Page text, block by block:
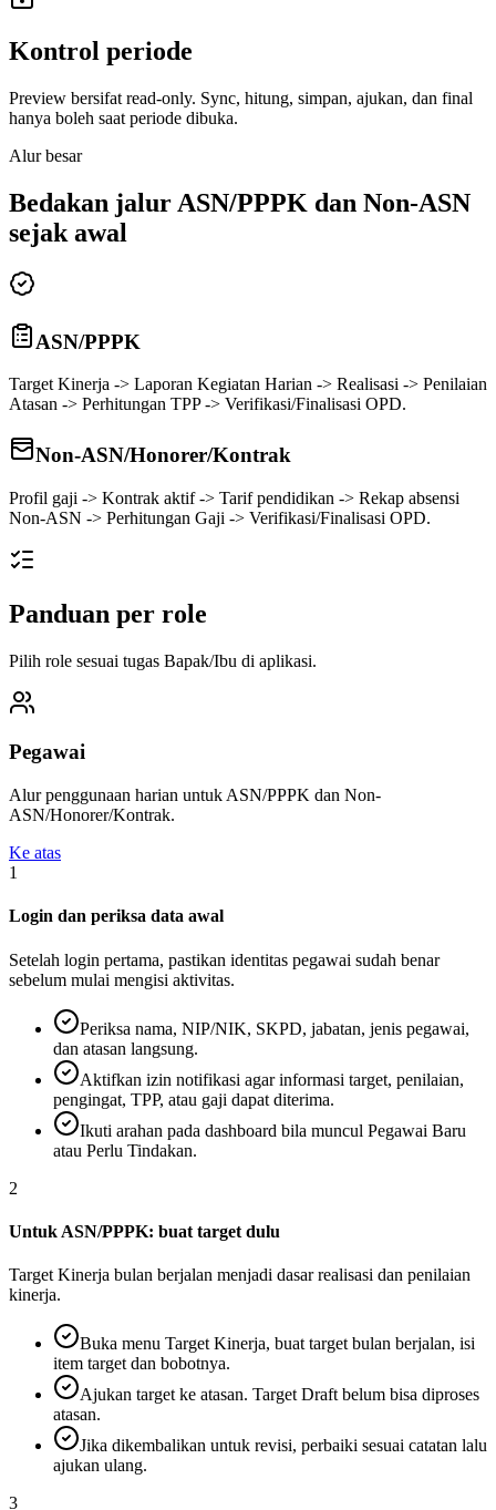
Kontrol periode
Preview bersifat read-only. Sync, hitung, simpan, ajukan, dan final
hanya boleh saat periode dibuka.
Alur besar
Bedakan jalur ASN/PPPK dan Non-ASN
sejak awal
ASN/PPPK
Target Kinerja -> Laporan Kegiatan Harian -> Realisasi -> Penilaian
Atasan -> Perhitungan TPP -> Verifikasi/Finalisasi OPD.
Non-ASN/Honorer/Kontrak
Profil gaji -> Kontrak aktif-> Tarif pendidikan -> Rekap absensi
Non-ASN -> Perhitungan Gaji -> Verifikasi/Finalisasi OPD.
Panduan per role
Pilih role sesuai tugas Bapak/Ibu di aplikasi.
Pegawai
Alur penggunaan harian untuk ASN/PPPK dan Non-
ASN/Honorer/Kontrak.
Ke atas
1
Login dan periksa data awal
Setelah login pertama, pastikan identitas pegawai sudah benar
sebelum mulai mengisi aktivitas.
Periksa nama, NIP/NIK, SKPD, jabatan, jenis pegawai,
dan atasan langsung.
Aktifkan izin notifikasi agar informasi target, penilaian,
pengingat, TPP, atau gaji dapat diterima.
Ikuti arahan pada dashboard bila muncul Pegawai Baru
atau Perlu Tindakan.
2
Untuk ASN/PPPK: buat target dulu
Target Kinerja bulan berjalan menjadi dasar realisasi dan penilaian
kinerja.
Buka menu Target Kinerja, buat target bulan berjalan, isi
item target dan bobotnya.
Ajukan target ke atasan. Target Draft belum bisa diproses
atasan.
Jika dikembalikan untuk revisi, perbaiki sesuai catatan lalu
ajukan ulang.
3